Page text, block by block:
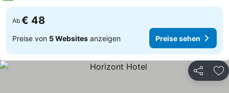
Ab € 48
Preise von 5 Websites anzeigen Preise sehen
Teilen